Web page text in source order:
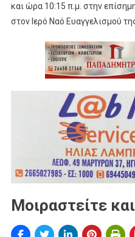
και ώρα 10:15 π.μ. στην
στον Ιερό Ναό Ευαγγελισμού
Μοιραστείτε